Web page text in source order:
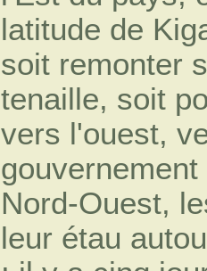
latitude de
soit remonter
tenaille, soit
vers l'ouest,
Nord-Ouest,
leur étau